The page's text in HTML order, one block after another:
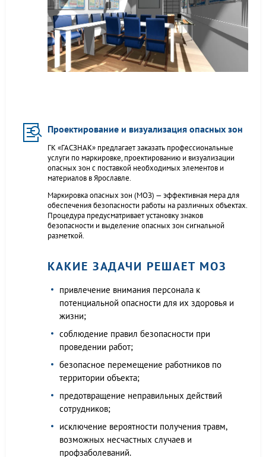
Проектирование и визуализация опасных зон
ГК «ГАСЗНАК» предлагает заказать профессиональные
услуги по маркировке, проектированию и визуализации
опасных зон с поставкой необходимых элементов и
материалов в Ярославле.
Маркировка опасных зон (МОЗ) — эффективная мера для
обеспечения безопасности работы на различных объектах.
Процедура предусматривает установку знаков
безопасности и выделение опасных зон сигнальной
разметкой.
КАКИЕ ЗАДАЧИ РЕШАЕТ МОЗ
привлечение внимания персонала к
потенциальной опасности для их здоровья и
жизни;
соблюдение правил безопасности при
проведении работ;
безопасное перемещение работников по
территории объекта;
предотвращение неправильных действий
сотрудников;
исключение вероятности получения травм,
возможных несчастных случаев и
профзаболеваний.